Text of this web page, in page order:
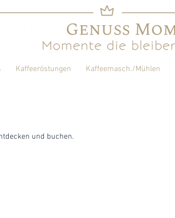
Kaffeeröstungen Kaffeemasch./Mühlen
und buchen.